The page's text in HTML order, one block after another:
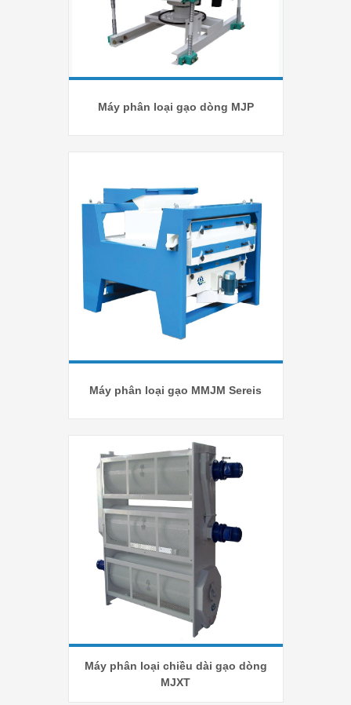
Máy phân loại gạo dòng MJP
Máy phân loại gạo MMJM Sereis
Máy phân loại chiều dài gạo dòng
MJXT